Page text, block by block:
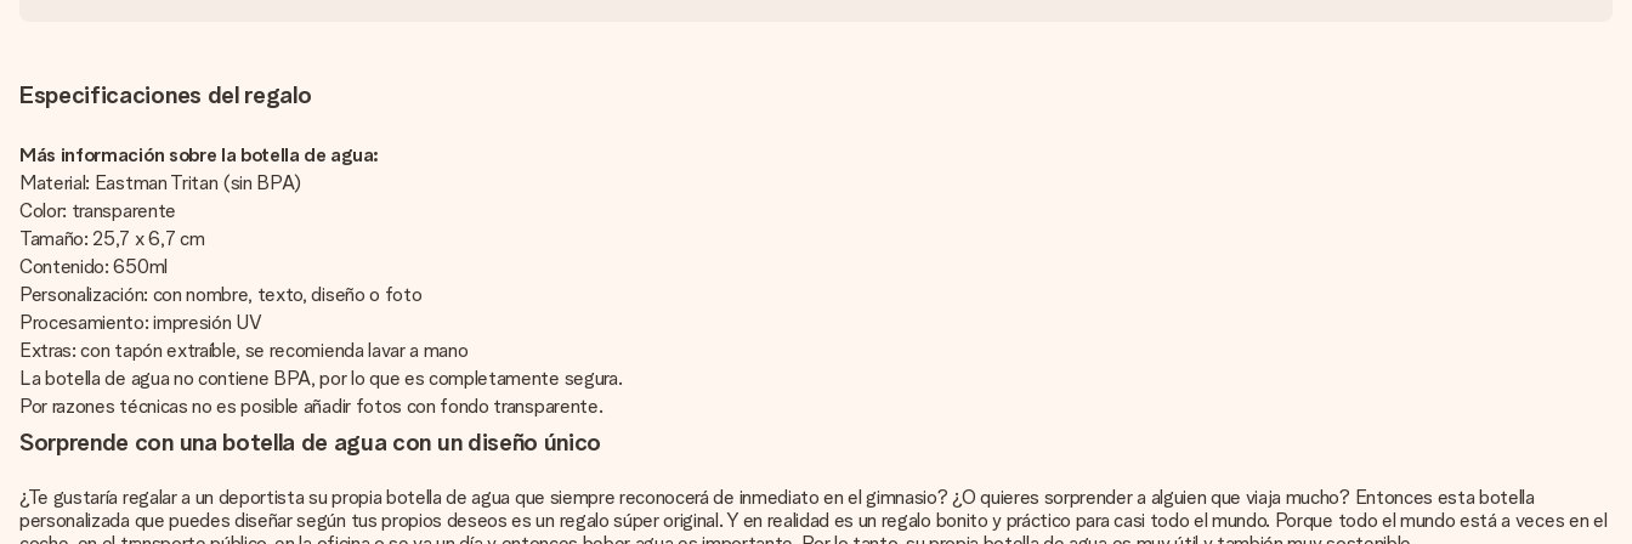
Especificaciones del regalo
Más información sobre la botella de agua:
Material: Eastman Tritan (sin BPA)
Color: transparente
Tamaño: 25,7 x 6,7 cm
Contenido: 650ml
Personalización: con nombre, texto, diseño o foto
Procesamiento: impresión UV
Extras: con tapón extraíble, se recomienda lavar a mano
La botella de agua no contiene BPA, por lo que es completamente segura.
Por razones técnicas no es posible añadir fotos con fondo transparente.
Sorprende con una botella de agua con un diseño único
¿Te gustaría regalar a un deportista su propia botella de agua que siempre reconocerá de inmediato en el gimnasio? ¿O quieres sorprender a alguien que viaja mucho? Entonces esta botella
personalizada que puedes diseñar según tus propios deseos es un regalo súper original. Y en realidad es un regalo bonito y práctico para casi todo el mundo. Porque todo el mundo está a veces en el